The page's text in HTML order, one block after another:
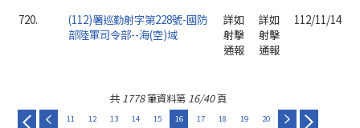
720.
(112)署巡勤射字第228號-國防
部陸軍司令部--海(空)域
詳如
射擊
通報
詳如
射擊
通報
112/11/14
共 1778筆資料第 16/40頁
11 12 13 14 15 16 17 18 19 20